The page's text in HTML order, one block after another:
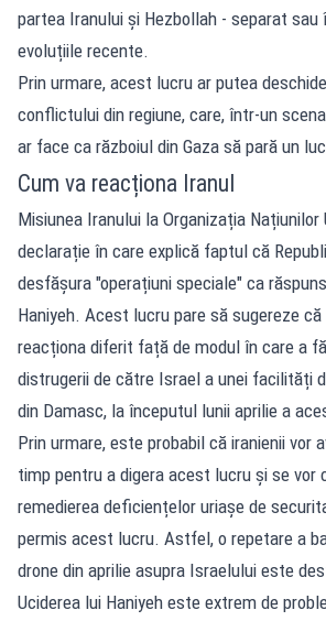
partea Iranului și Hezbollah - separat sau
evoluțiile recente.
Prin urmare, acest lucru ar putea
conflictului din regiune, care, într-un
ar face ca războiul din Gaza să pară un
Cum va reacționa Iranul
Misiunea Iranului la Organizația
declarație în care explică faptul că
desfășura "operațiuni speciale" ca
Haniyeh. Acest lucru pare să sugereze că
reacționa diferit față de modul în care a
distrugerii de către Israel a unei facilități
din Damasc, la începutul lunii aprilie a
Prin urmare, este probabil că iranienii vor
timp pentru a digera acest lucru și se vor
remedierea deficiențelor uriașe de
permis acest lucru. Astfel, o repetare a
drone din aprilie asupra Israelului este
Uciderea lui Haniyeh este extrem de